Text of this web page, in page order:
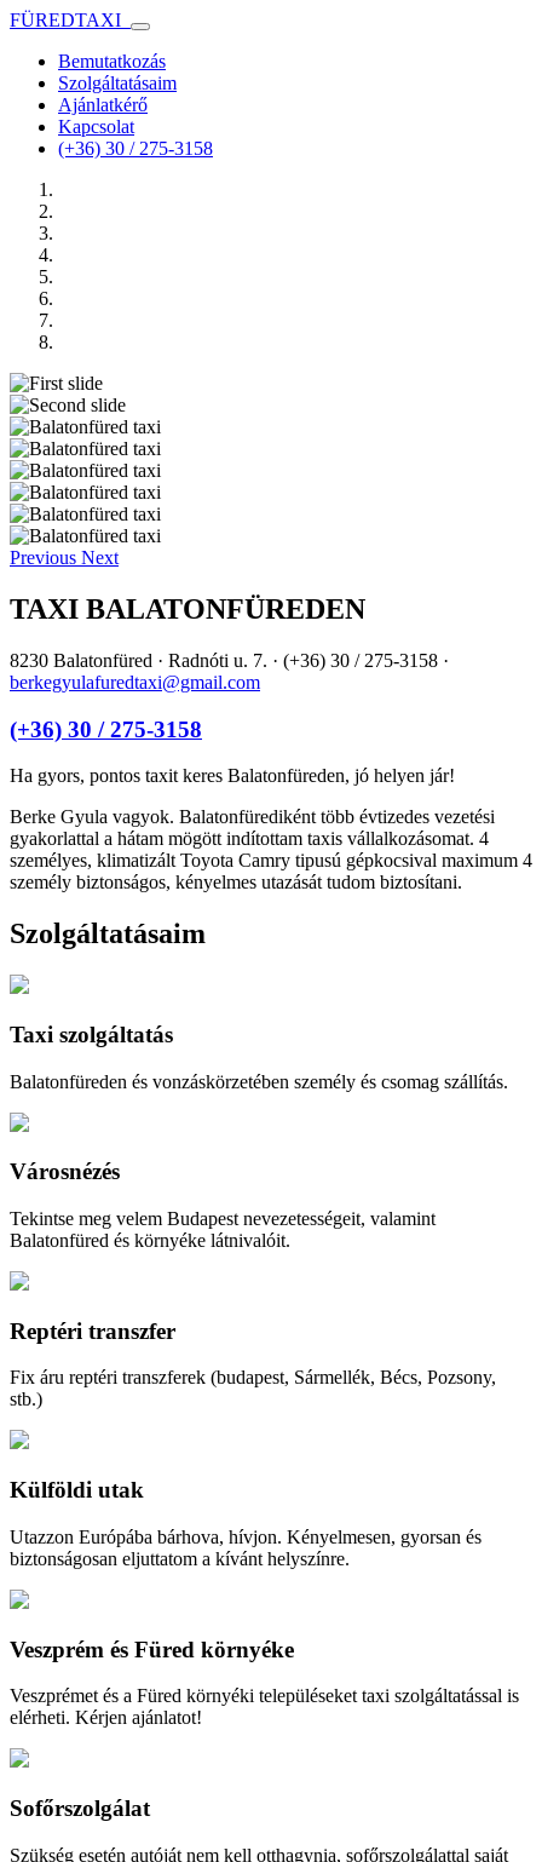
FÜREDTAXI
Bemutatkozás
Szolgáltatásaim
Ajánlatkérő
Kapcsolat
(+36) 30 / 275-3158
Previous Next
TAXI BALATONFÜREDEN
8230 Balatonfüred · Radnóti u. 7. · (+36) 30 / 275-3158 ·
berkegyulafuredtaxi@gmail.com
(+36) 30 / 275-3158
Ha gyors, pontos taxit keres Balatonfüreden, jó helyen jár!
Berke Gyula vagyok. Balatonfürediként több évtizedes vezetési
gyakorlattal a hátam mögött indítottam taxis vállalkozásomat. 4
személyes, klimatizált Toyota Camry tipusú gépkocsival maximum 4
személy biztonságos, kényelmes utazását tudom biztosítani.
Szolgáltatásaim
Taxi szolgáltatás
Balatonfüreden és vonzáskörzetében személy és csomag szállítás.
Városnézés
Tekintse meg velem Budapest nevezetességeit, valamint
Balatonfüred és környéke látnivalóit.
Reptéri transzfer
Fix áru reptéri transzferek (budapest, Sármellék, Bécs, Pozsony,
stb.)
Külföldi utak
Utazzon Európába bárhova, hívjon. Kényelmesen, gyorsan és
biztonságosan eljuttatom a kívánt helyszínre.
Veszprém és Füred környéke
Veszprémet és a Füred környéki településeket taxi szolgáltatással is
elérheti. Kérjen ajánlatot!
Sofőrszolgálat
Szükség esetén autóját nem kell otthagynia, sofőrszolgálattal saját